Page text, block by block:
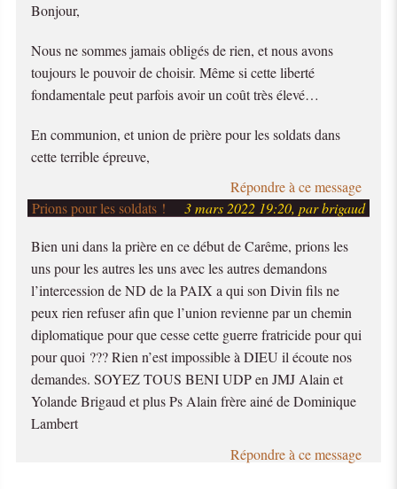
Bonjour,
Nous ne sommes jamais obligés de rien, et nous avons
toujours le pouvoir de choisir. Même si cette liberté
fondamentale peut parfois avoir un coût très élevé…
En communion, et union de prière pour les soldats dans
cette terrible épreuve,
Répondre à ce message
Prions pour les soldats !
3 mars 2022 19:20, par brigaud
Bien uni dans la prière en ce début de Carême, prions les
uns pour les autres les uns avec les autres demandons
l’intercession de ND de la PAIX a qui son Divin fils ne
peux rien refuser afin que l’union revienne par un chemin
diplomatique pour que cesse cette guerre fratricide pour qui
pour quoi ??? Rien n’est impossible à DIEU il écoute nos
demandes. SOYEZ TOUS BENI UDP en JMJ Alain et
Yolande Brigaud et plus Ps Alain frère ainé de Dominique
Lambert
Répondre à ce message